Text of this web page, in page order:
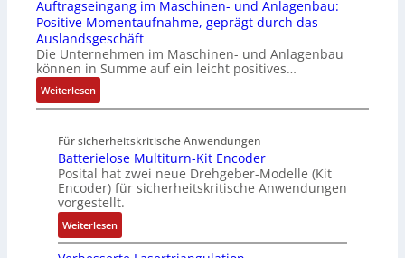
m
e
i
e
g
a
L
3
f
ü
r
s
e
u
e
r
u
n
n
A
G
V
u
n
d
o
b
o
t
u
k
t
u
r
6
f
e
h
l
e
n
,
3
M
i
l
l
i
l
l
A
b
o
u
t
u
t
o
m
a
t
i
Auftragseingang im Maschinen- und Anlagenbau:
Positive Momentaufnahme, geprägt durch das
Auslandsgeschäft
Die Unternehmen im Maschinen- und Anlagenbau
können in Summe auf ein leicht positives…
Weiterlesen:
A
f
t
r
a
g
s
e
Für sicherheitskritische Anwendungen
Batterielose Multiturn-Kit Encoder
Posital hat zwei neue Drehgeber-Modelle (Kit
Encoder) für sicherheitskritische Anwendungen
vorgestellt.
Weiterlesen:
B